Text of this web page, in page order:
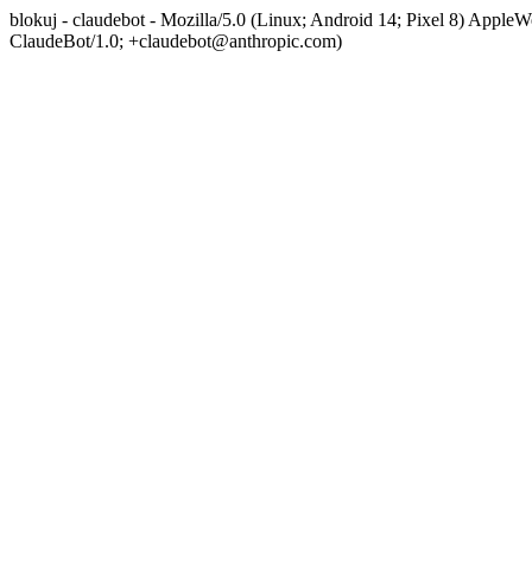
blokuj - claudebot - Mozilla/5.0 (Linux; Android 14; Pixel 8)
ClaudeBot/1.0; +claudebot@anthropic.com)